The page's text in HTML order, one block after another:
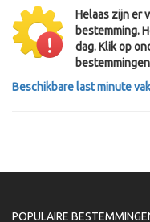
Helaas zijn er
bestemming.
dag. Klik op
Beschikbare last minute
POPULAIRE